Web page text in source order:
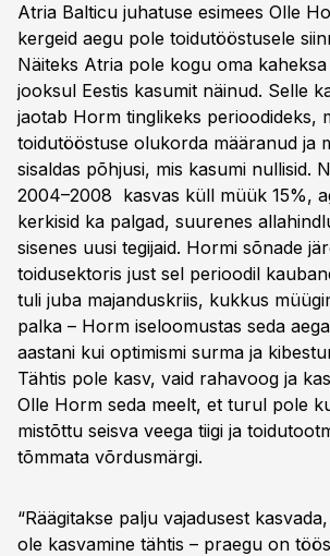
Atria Balticu juhatuse esimees Olle
kergeid aegu pole toidutööstusele
Näiteks Atria pole kogu oma
jooksul Eestis kasumit näinud. Selle
jaotab Horm tinglikeks perioodideks,
toidutööstuse olukorda määranud ja
sisaldas põhjusi, mis kasumi nullisid.
2004–2008 kasvas küll müük 15%,
kerkisid ka palgad, suurenes
sisenes uusi tegijaid. Hormi sõnade
toidusektoris just sel perioodil
tuli juba majanduskriis, kukkus
palka – Horm iseloomustas seda
aastani kui optimismi surma ja
Tähtis pole kasv, vaid rahavoog ja
Olle Horm seda meelt, et turul pole
mistõttu seisva veega tiigi ja
tõmmata võrdusmärgi.
“Räägitakse palju vajadusest
ole kasvamine tähtis – praegu on